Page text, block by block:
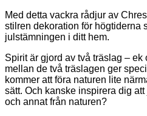
Med detta vackra rådjur av
stilren dekoration för högtiderna
julstämningen i ditt hem.
Spirit är gjord av två träslag –
mellan de två träslagen ger
kommer att föra naturen lite
sätt. Och kanske inspirera dig
och annat från naturen?